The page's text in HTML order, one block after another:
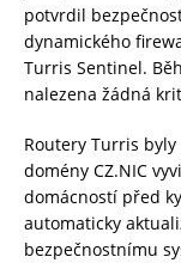
potvrdil
dynamického
Turris Sentinel.
nalezena žádná
Routery Turris
domény CZ.NIC
domácností před
automaticky
bezpečnostnímu